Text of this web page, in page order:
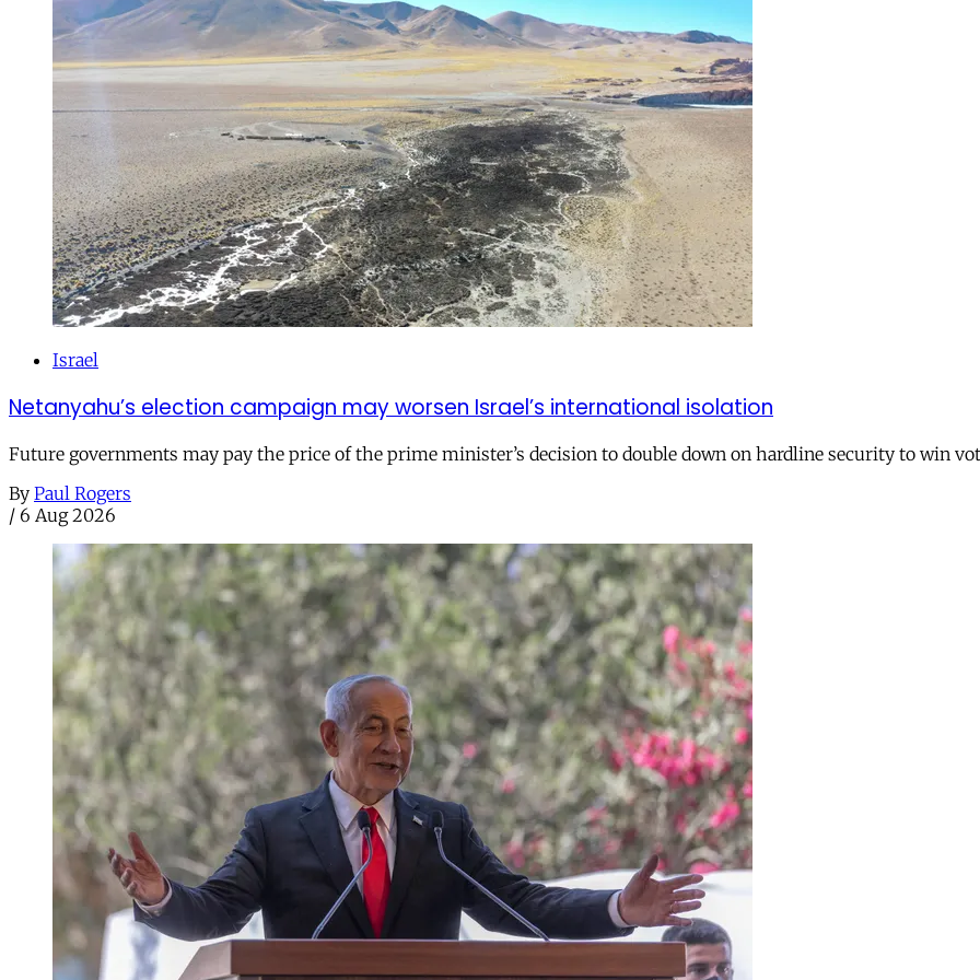
Israel
Netanyahu’s election campaign may worsen Israel’s international isolation
Future governments may pay the price of the prime minister’s decision to double down on hardline security to win
By Paul Rogers
/ 6 Aug 2026